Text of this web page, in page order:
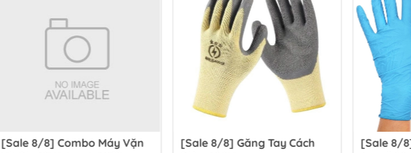
[Sale 8/8] Combo Máy Vặn
[Sale 8/8] Găng Tay Cách
[Sale 8/